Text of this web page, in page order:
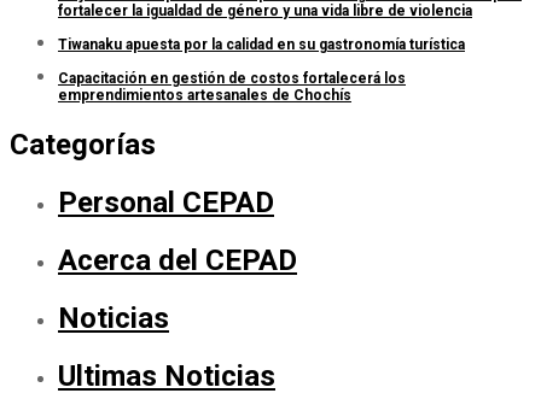
fortalecer la igualdad de género y una vida libre de violencia
Tiwanaku apuesta por la calidad en su gastronomía turística
Capacitación en gestión de costos fortalecerá los
emprendimientos artesanales de Chochís
Categorías
Personal CEPAD
Acerca del CEPAD
Noticias
Ultimas Noticias